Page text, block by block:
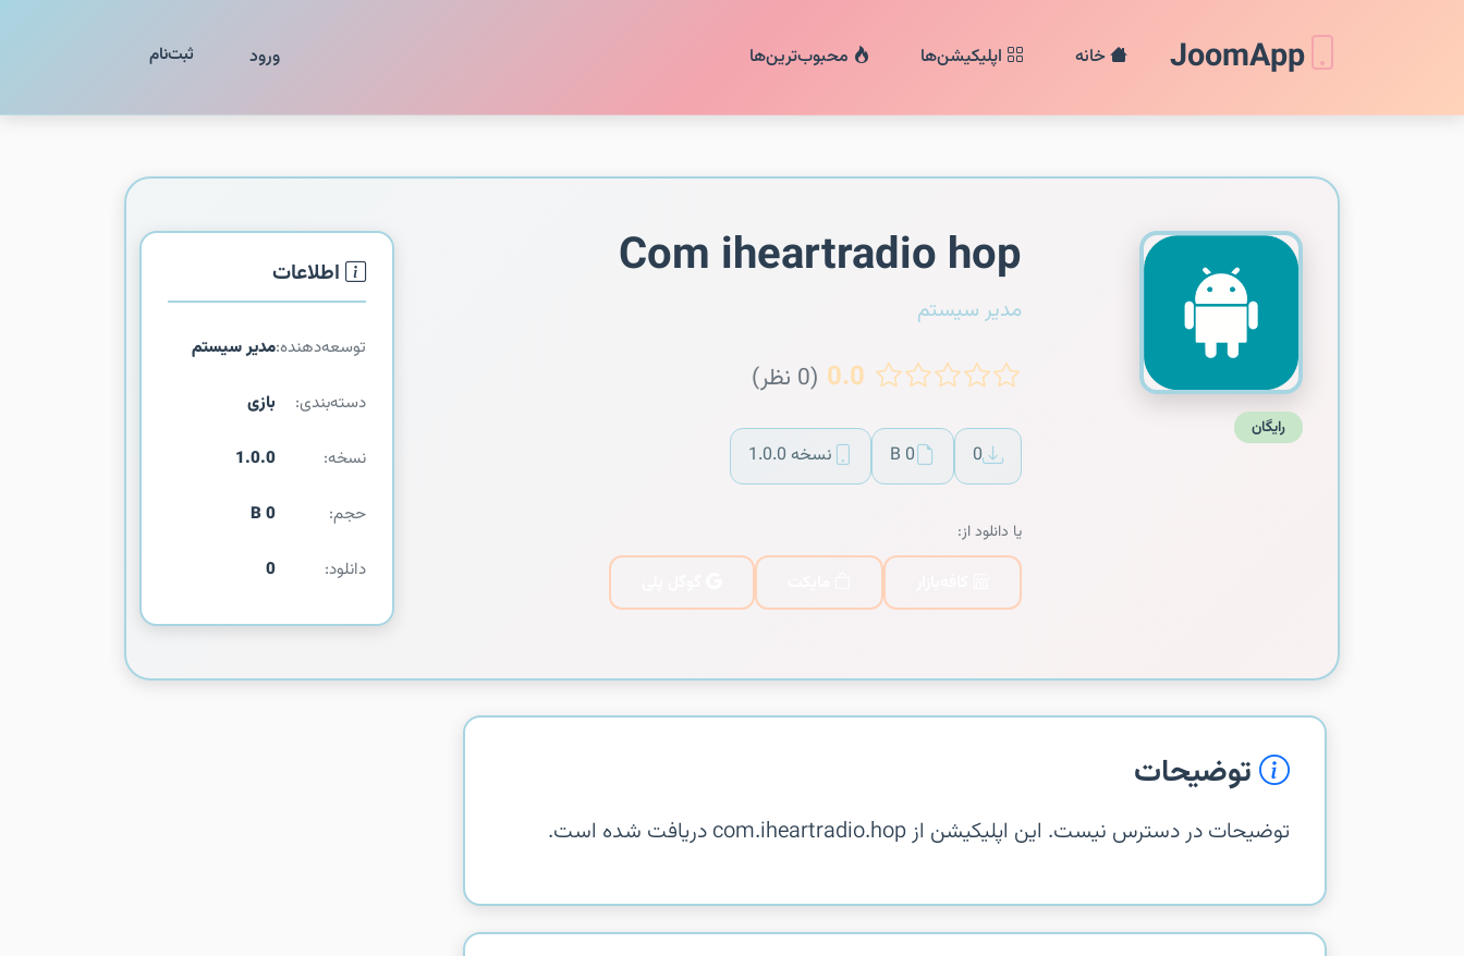
JoomApp خانه اپلیکیشن‌ها محبوب‌ترین‌ها ورود ثبت‌نام
رایگان
Com iheartradio hop
مدیر سیستم
0.0 (0 نظر)
0
0 B نسخه 1.0.0
یا دانلود از:
اطلاعات
توسعه‌دهنده:مدیر سیستم
دسته‌بندی: بازی
نسخه: 1.0.0
حجم: 0 B
دانلود: 0
توضیحات
توضیحات در دسترس نیست. این اپلیکیشن از com.iheartradio.hop دریافت شده است.